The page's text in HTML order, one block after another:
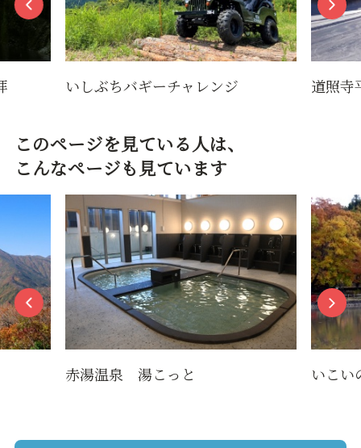
バギーチャレンジ 道照寺平スキー場
このページを見ている人は、
こんなページも見ています
赤湯温泉 湯こっと いこいの森